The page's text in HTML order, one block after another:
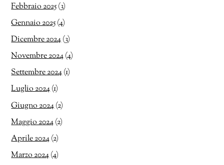
Febbraio 2025(3)
Gennaio 2025(4)
Dicembre 2024(3)
Novembre 2024(4)
Settembre 2024(1)
Luglio 2024(1)
Giugno 2024(2)
Maggio 2024(2)
Aprile 2024(2)
Marzo 2024(4)